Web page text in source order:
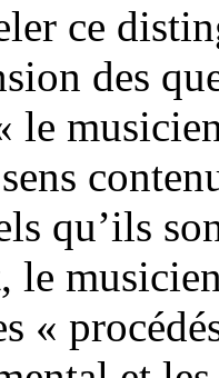
ce
des
le
qu’ils
le
«